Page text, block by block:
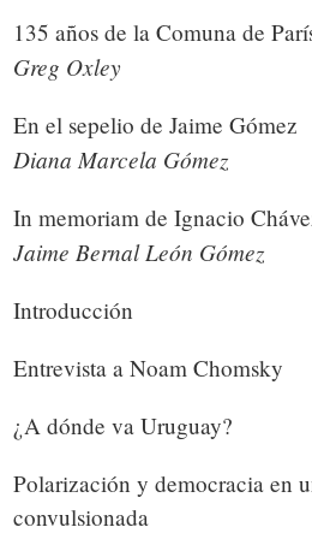
135 años de la Comuna de
Greg Oxley
En el sepelio de Jaime Gómez
Diana Marcela Gómez
In memoriam de Ignacio
Jaime Bernal León Gómez
Introducción
Entrevista a Noam Chomsky
¿A dónde va Uruguay?
Polarización y democracia en
convulsionada